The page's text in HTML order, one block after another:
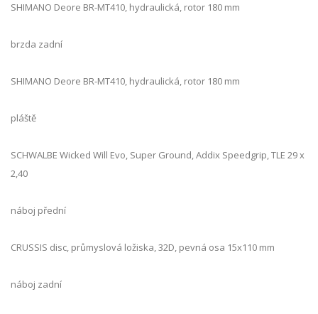
SHIMANO Deore BR-MT410, hydraulická, rotor 180 mm
brzda zadní
SHIMANO Deore BR-MT410, hydraulická, rotor 180 mm
pláště
SCHWALBE Wicked Will Evo, Super Ground, Addix Speedgrip, TLE 29 x
2,40
náboj přední
CRUSSIS disc, průmyslová ložiska, 32D, pevná osa 15x110 mm
náboj zadní